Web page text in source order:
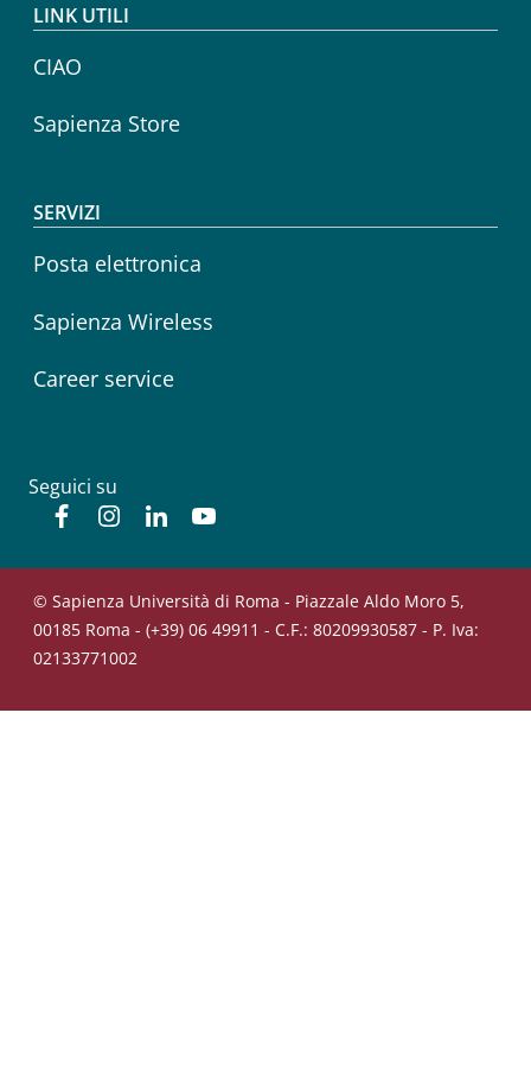
LINK UTILI
CIAO
Sapienza Store
SERVIZI
Posta elettronica
Sapienza Wireless
Career service
Seguici su
FacebookInstagram
Linkedin
© Sapienza Università di Roma - Piazzale Aldo Moro 5,
00185 Roma - (+39) 06 49911 - C.F.: 80209930587 - P. Iva:
02133771002